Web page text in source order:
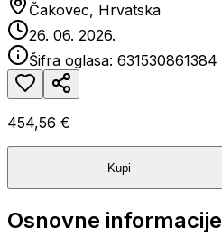
Čakovec, Hrvatska
26. 06. 2026.
Šifra oglasa: 631530861384
454,56 €
Kupi
Osnovne informacije